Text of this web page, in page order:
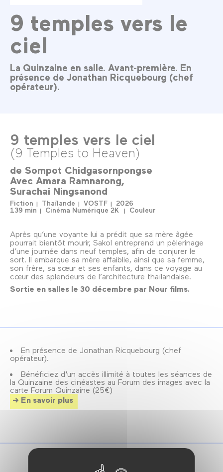
9 temples vers le
ciel
La Quinzaine en salle. Avant-première. En
présence de Jonathan Ricquebourg (chef
opérateur).
9 temples vers le ciel
(9 Temples to Heaven)
de Sompot Chidgasornpongse
Avec Amara Ramnarong
Surachai Ningsanond
Fiction Thaïlande VOSTF
2026
139 min
Cinéma Numérique 2K Couleur
Après qu’une voyante lui a prédit que sa mère âgée
pourrait bientôt mourir, Sakol entreprend un pèlerinage
d’une journée dans neuf temples, afin de conjurer le
sort. Il embarque sa mère affaiblie, ainsi que sa femme,
son frère, sa sœur et ses enfants, dans ce voyage au
cœur des splendeurs de l’architecture thaïlandaise.
Sortie en salles le 30 décembre par Nour films.
En présence de Jonathan Ricquebourg (chef
opérateur).
Bénéficiez d'un accès illimité à toutes les séances de
la Quinzaine des cinéastes au Forum des images avec la
carte Forum Quinzaine (25€)
En savoir plus